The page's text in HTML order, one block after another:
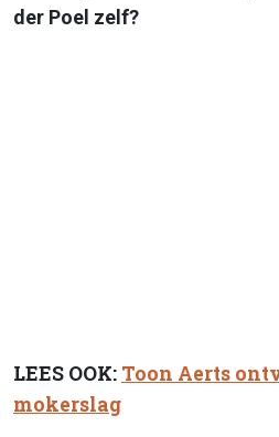
der Poel zelf?
LEES OOK: Toon Aerts
mokerslag